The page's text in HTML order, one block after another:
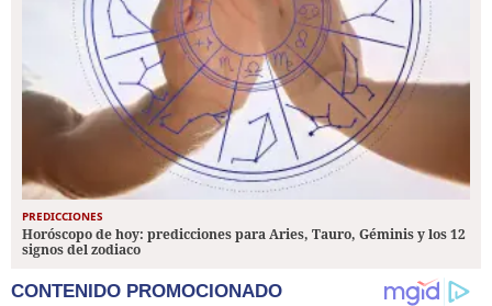
PREDICCIONES
Horóscopo de hoy: predicciones para Aries, Tauro, Géminis y los 12
signos del zodiaco
CONTENIDO PROMOCIONADO